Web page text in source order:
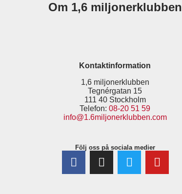
Om 1,6 miljonerklubben
Kontaktinformation
1,6 miljonerklubben
Tegnérgatan 15
111 40 Stockholm
Telefon:08-20 51 59
info@1.6miljonerklubben.com
Följ oss på sociala medier